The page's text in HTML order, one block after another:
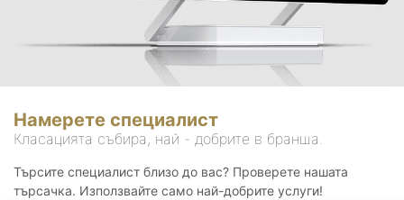
Намерете специалист
Класацията събира, най - добрите в бранша.
Търсите специалист близо до вас? Проверете нашата
търсачка. Използвайте само най-добрите услуги!